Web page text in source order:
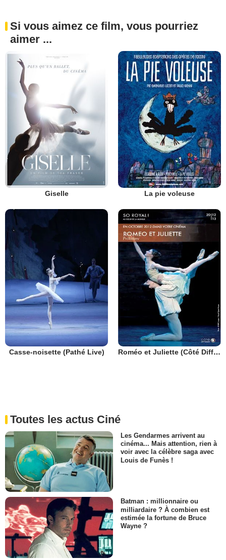
Si vous aimez ce film, vous pourriez
aimer ...
Giselle La pie voleuse
Casse-noisette (Pathé Live) Roméo et Juliette (Côté Diffusion)
Toutes les actus Ciné
Les Gendarmes arrivent au
cinéma... Mais attention, rien à
voir avec la célèbre saga avec
Louis de Funès !
Batman : millionnaire ou
milliardaire ? À combien est
estimée la fortune de Bruce
Wayne ?